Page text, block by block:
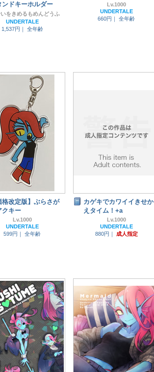
ンドキーホルダー
いをきめるもめんどうふ
UNDERTALE
1,537円｜
全年齢
Lv.1000
UNDERTALE
660円｜
全年齢
格改定版】ぶらさが
クキー
Lv.1000
UNDERTALE
599円｜
全年齢
カゲキでカワイイきせか
えタイム！+a
Lv.1000
UNDERTALE
880円｜
成人指定